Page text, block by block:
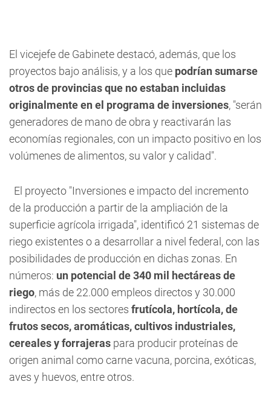
El vicejefe de Gabinete destacó, además, que los
proyectos bajo análisis, y a los que podrían sumarse
otros de provincias que no estaban incluidas
originalmente en el programa de inversiones, "serán
generadores de mano de obra y reactivarán las
economías regionales, con un impacto positivo en los
volúmenes de alimentos, su valor y calidad".
El proyecto "Inversiones e impacto del incremento
de la producción a partir de la ampliación de la
superficie agrícola irrigada", identificó 21 sistemas de
riego existentes o a desarrollar a nivel federal, con las
posibilidades de producción en dichas zonas. En
números: un potencial de 340 mil hectáreas de
riego, más de 22.000 empleos directos y 30.000
indirectos en los sectores frutícola, hortícola, de
frutos secos, aromáticas, cultivos industriales,
cereales y forrajeras para producir proteínas de
origen animal como carne vacuna, porcina, exóticas,
aves y huevos, entre otros.